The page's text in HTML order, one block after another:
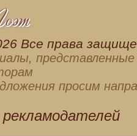
Все права
представленные
просим
рекламодателей